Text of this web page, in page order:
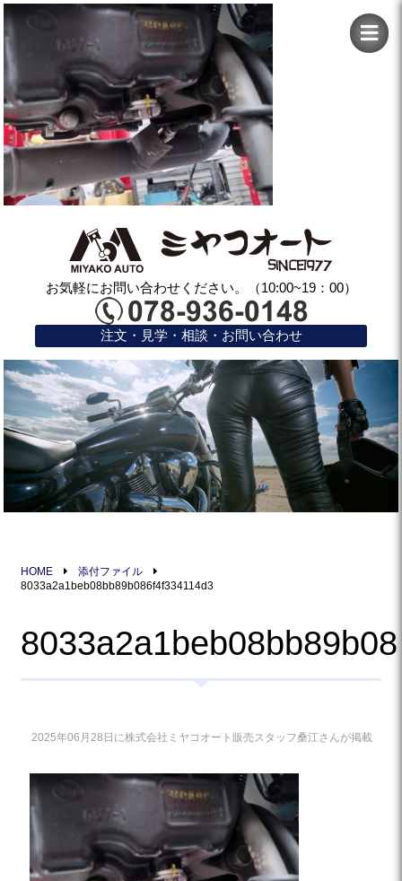
お気軽にお問い合わせください。（10:00~19：00）
注文・見学・相談・お問い合わせ
HOME
添付ファイル
8033a2a1beb08bb89b086f4f334114d3
2025年06月28日に株式会社ミヤコオート販売スタッフ桑江さんが掲載